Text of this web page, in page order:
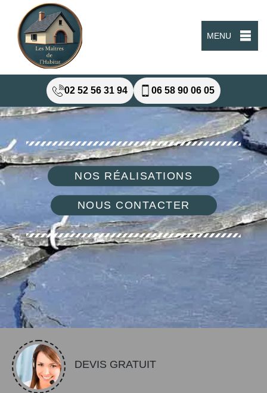
MENU
02 52 56 31 94 06 58 90 06 05
NOS RÉALISATIONS
NOUS CONTACTER
DEVIS GRATUIT